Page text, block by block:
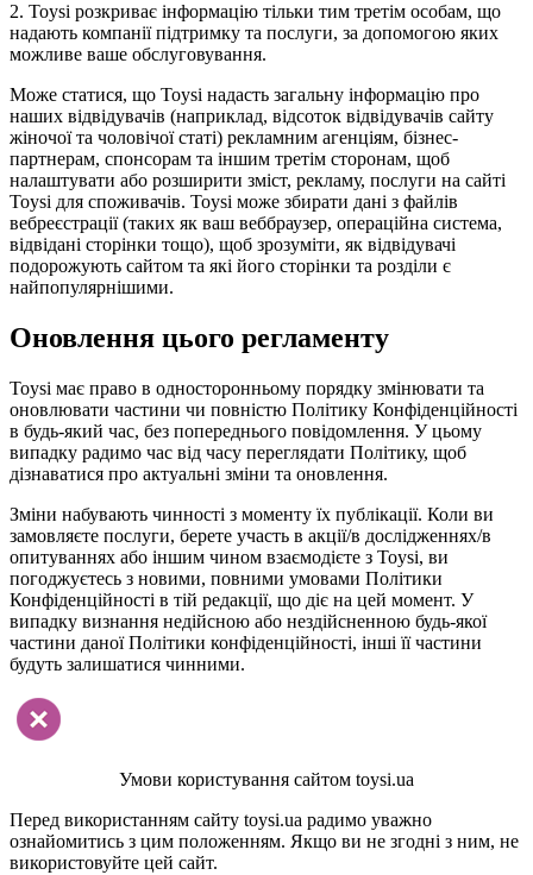
2. Toysi розкриває інформацію тільки тим третім особам, що
надають компанії підтримку та послуги, за допомогою яких
можливе ваше обслуговування.
Може статися, що Toysi надасть загальну інформацію про
наших відвідувачів (наприклад, відсоток відвідувачів сайту
жіночої та чоловічої статі) рекламним агенціям, бізнес-
партнерам, спонсорам та іншим третім сторонам, щоб
налаштувати або розширити зміст, рекламу, послуги на сайті
Toysi для споживачів. Toysi може збирати дані з файлів
вебреєстрації (таких як ваш веббраузер, операційна система,
відвідані сторінки тощо), щоб зрозуміти, як відвідувачі
подорожують сайтом та які його сторінки та розділи є
найпопулярнішими.
Оновлення цього регламенту
Toysi має право в односторонньому порядку змінювати та
оновлювати частини чи повністю Політику Конфіденційності
в будь-який час, без попереднього повідомлення. У цьому
випадку радимо час від часу переглядати Політику, щоб
дізнаватися про актуальні зміни та оновлення.
Зміни набувають чинності з моменту їх публікації. Коли ви
замовляєте послуги, берете участь в акції/в дослідженнях/в
опитуваннях або іншим чином взаємодієте з Toysi, ви
погоджуєтесь з новими, повними умовами Політики
Конфіденційності в тій редакції, що діє на цей момент. У
випадку визнання недійсною або нездійсненною будь-якої
частини даної Політики конфіденційності, інші її частини
будуть залишатися чинними.
Умови користування сайтом toysi.ua
Перед використанням сайту toysi.ua радимо уважно
ознайомитись з цим положенням. Якщо ви не згодні з ним, не
використовуйте цей сайт.